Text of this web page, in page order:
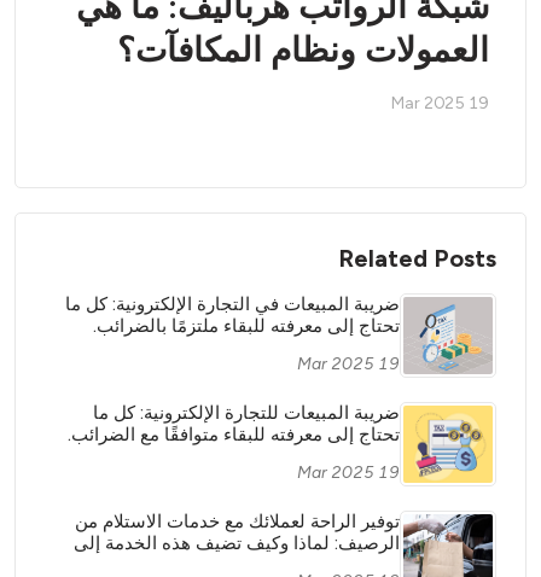
العمولات ونظام المكافآت؟
19 Mar 2025
Related Posts
ضريبة المبيعات في التجارة الإلكترونية: كل ما
تحتاج إلى معرفته للبقاء ملتزمًا بالضرائب.
19 Mar 2025
ضريبة المبيعات للتجارة الإلكترونية: كل ما
تحتاج إلى معرفته للبقاء متوافقًا مع الضرائب.
19 Mar 2025
توفير الراحة لعملائك مع خدمات الاستلام من
الرصيف: لماذا وكيف تضيف هذه الخدمة إلى